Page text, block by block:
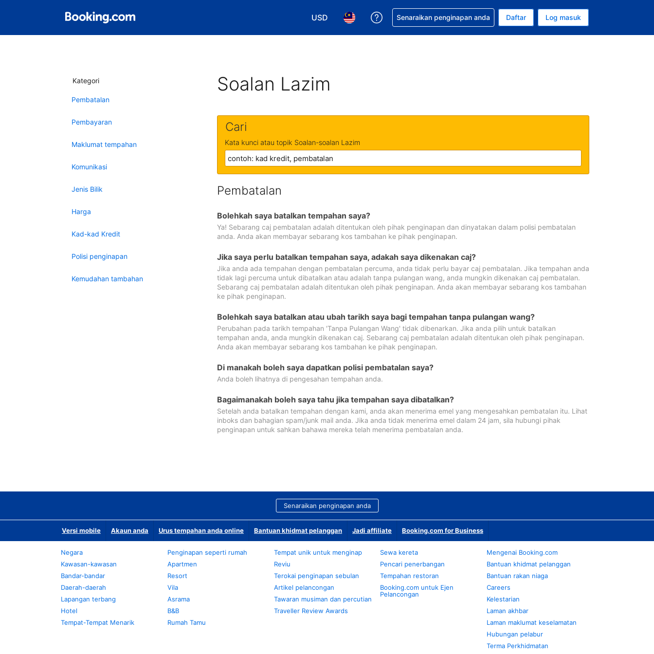
USD
Pilih mata wang anda. Mata wang semasa anda adalah Dolar A.S.
Pilih bahasa anda. Bahasa semasa anda adalah Bahasa Malaysia
Dapatkan bantuan bagi tempahan anda
Senaraikan penginapan anda Daftar Log masuk
Kategori
Pembatalan
Pembayaran
Maklumat tempahan
Komunikasi
Jenis Bilik
Harga
Kad-kad Kredit
Polisi penginapan
Kemudahan tambahan
Soalan Lazim
Cari
Kata kunci atau topik Soalan-soalan Lazim
Pembatalan
Bolehkah saya batalkan tempahan saya?
Ya! Sebarang caj pembatalan adalah ditentukan oleh pihak penginapan dan dinyatakan dalam polisi pembatalan
anda. Anda akan membayar sebarang kos tambahan ke pihak penginapan.
Jika saya perlu batalkan tempahan saya, adakah saya dikenakan caj?
Jika anda ada tempahan dengan pembatalan percuma, anda tidak perlu bayar caj pembatalan. Jika tempahan anda
tidak lagi percuma untuk dibatalkan atau adalah tanpa pulangan wang, anda mungkin dikenakan caj pembatalan.
Sebarang caj pembatalan adalah ditentukan oleh pihak penginapan. Anda akan membayar sebarang kos tambahan
ke pihak penginapan.
Bolehkah saya batalkan atau ubah tarikh saya bagi tempahan tanpa pulangan wang?
Perubahan pada tarikh tempahan 'Tanpa Pulangan Wang' tidak dibenarkan. Jika anda pilih untuk batalkan
tempahan anda, anda mungkin dikenakan caj. Sebarang caj pembatalan adalah ditentukan oleh pihak penginapan.
Anda akan membayar sebarang kos tambahan ke pihak penginapan.
Di manakah boleh saya dapatkan polisi pembatalan saya?
Anda boleh lihatnya di pengesahan tempahan anda.
Bagaimanakah boleh saya tahu jika tempahan saya dibatalkan?
Setelah anda batalkan tempahan dengan kami, anda akan menerima emel yang mengesahkan pembatalan itu. Lihat
inboks dan bahagian spam/junk mail anda. Jika anda tidak menerima emel dalam 24 jam, sila hubungi pihak
penginapan untuk sahkan bahawa mereka telah menerima pembatalan anda.
Senaraikan penginapan anda
Versi mobile Akaun anda Urus tempahan anda online Bantuan khidmat pelanggan Jadi affiliate Booking.com for Business
Negara
Kawasan-kawasan
Bandar-bandar
Daerah-daerah
Lapangan terbang
Hotel
Tempat-Tempat Menarik
Penginapan seperti rumah
Apartmen
Resort
Vila
Asrama
B&B
Rumah Tamu
Tempat unik untuk menginap
Reviu
Terokai penginapan sebulan
Artikel pelancongan
Tawaran musiman dan percutian
Traveller Review Awards
Sewa kereta
Pencari penerbangan
Tempahan restoran
Booking.com untuk Ejen
Pelancongan
Mengenai Booking.com
Bantuan khidmat pelanggan
Bantuan rakan niaga
Careers
Kelestarian
Laman akhbar
Laman maklumat keselamatan
Hubungan pelabur
Terma Perkhidmatan